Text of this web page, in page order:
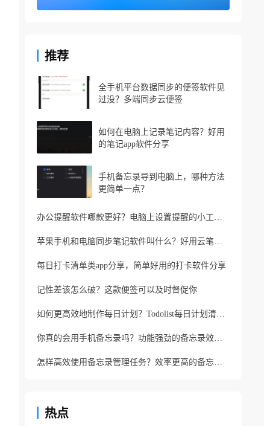
推荐
全手机平台数据同步的便签软件见
过没？多端同步云便签
如何在电脑上记录笔记内容？好用
的笔记app软件分享
手机备忘录导到电脑上，哪种方法
更简单一点？
办公提醒软件哪款更好？电脑上设置提醒的小工具推荐
苹果手机和电脑同步笔记软件叫什么？好用云笔记软件分享
每日打卡清单类app分享，简单好用的打卡软件分享
记性差该怎么破？这款便签可以及时督促你
如何更高效地制作每日计划？Todolist每日计划清单制作方法
你真的会用手机备忘录吗？功能强劲的备忘录效率工具
怎样高效使用备忘录管理任务？效率更高的备忘录app
热点